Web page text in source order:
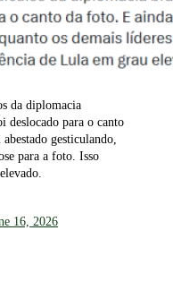
da diplomacia
para o canto
gesticulando,
para a foto. Isso
16, 2026